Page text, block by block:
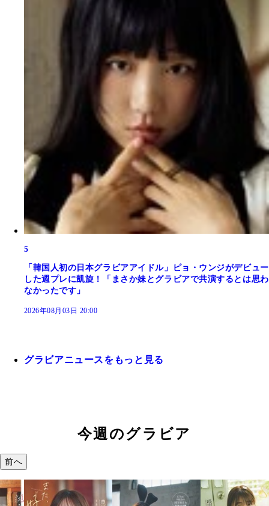
5
「韓国人初の日本グラビアアイドル」ピョ・ウンジがデビュー
した週プレに凱旋！「まさか妹とグラビアで共演するとは思わ
なかったです」
2026年08月03日 20:00
グラビアニュースをもっと見る
今週のグラビア
前へ